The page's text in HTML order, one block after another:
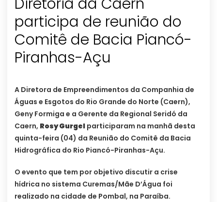
participa de reunião do
Comitê de Bacia Piancó-
Piranhas-Açu
A Diretora de Empreendimentos da Companhia de
Águas e Esgotos do Rio Grande do Norte (Caern),
Geny Formiga e a Gerente da Regional Seridó da
Caern, Rosy Gurgel participaram na manhã desta
quinta-feira (04) da Reunião do Comitê da Bacia
Hidrográfica do Rio Piancó-Piranhas-Açu.
O evento que tem por objetivo discutir a crise
hídrica no sistema Curemas/Mãe D’Água foi
realizado na cidade de Pombal, na Paraíba.